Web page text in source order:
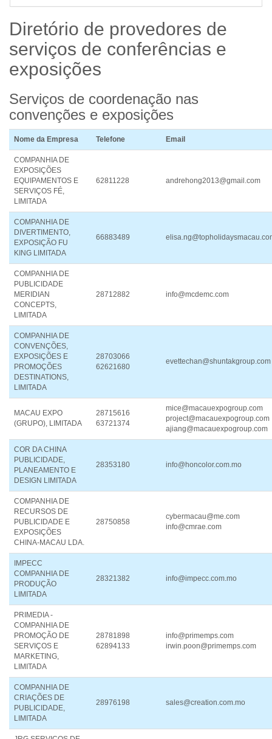
Diretório de provedores de
serviços de conferências e
exposições
Serviços de coordenação nas
convenções e exposições
Nome da Empresa Telefone Email
COMPANHIA DE
EXPOSIÇÕES
EQUIPAMENTOS E
SERVIÇOS FÉ,
LIMITADA
62811228 andrehong2013@gmail.com
COMPANHIA DE
DIVERTIMENTO,
EXPOSIÇÃO FU
KING LIMITADA
66883489
COMPANHIA DE
PUBLICIDADE
MERIDIAN
CONCEPTS,
LIMITADA
28712882 info@mcdemc.com
COMPANHIA DE
CONVENÇÕES,
EXPOSIÇÕES E
PROMOÇÕES
DESTINATIONS,
LIMITADA
28703066
62621680
evettechan@shuntakgroup.com
MACAU EXPO
(GRUPO), LIMITADA
28715616
63721374
mice@macauexpogroup.com
project@macauexpogroup.com
ajiang@macauexpogroup.com
COR DA CHINA
PUBLICIDADE,
PLANEAMENTO E
DESIGN LIMITADA
28353180 info@honcolor.com.mo
COMPANHIA DE
RECURSOS DE
PUBLICIDADE E
EXPOSIÇÕES
CHINA-MACAU LDA.
28750858
cybermacau@me.com
info@cmrae.com
IMPECC
COMPANHIA DE
PRODUÇÃO
LIMITADA
28321382 info@impecc.com.mo
PRIMEDIA -
COMPANHIA DE
PROMOÇÃO DE
SERVIÇOS E
MARKETING,
LIMITADA
28781898
62894133
info@primemps.com
irwin.poon@primemps.com
COMPANHIA DE
CRIAÇÕES DE
PUBLICIDADE,
LIMITADA
28976198 sales@creation.com.mo